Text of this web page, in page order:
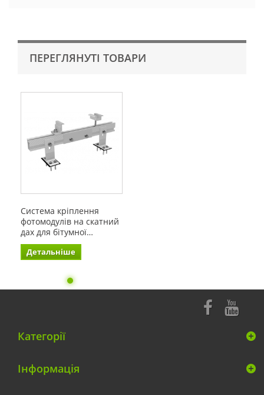
ПЕРЕГЛЯНУТІ ТОВАРИ
Система кріплення
фотомодулів на скатний
дах для бітумної…
Детальніше
Категорії
Інформація